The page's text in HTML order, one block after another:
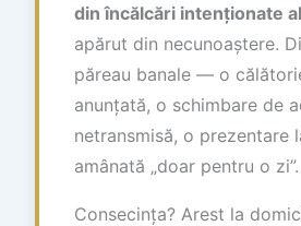
din încălcări intenționate
apărut din necunoaștere.
păreau banale — o
anunțată, o schimbare de
netransmisă, o prezentare
amânată „doar pentru o zi”.
Consecința? Arest la